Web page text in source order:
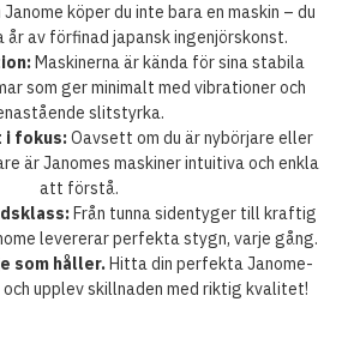
köper du inte bara en maskin – du
år av förfinad japansk ingenjörskonst.
Maskinerna är kända för sina stabila
som ger minimalt med vibrationer och
slitstyrka.
i fokus:Oavsett om du är nybörjare eller
är Janomes maskiner intuitiva och enkla
att förstå.
Från tunna sidentyger till kraftig
levererar perfekta stygn, varje gång.
som håller.Hitta din perfekta Janome-
upplev skillnaden med riktig kvalitet!